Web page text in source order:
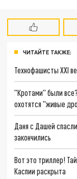
ЧИТАЙТЕ ТАКЖЕ:
Технофашисты XXI
"Кротами" были
охотятся "живые
Даня с Дашей
закончились
Вот это триллер!
Каспии раскрыта